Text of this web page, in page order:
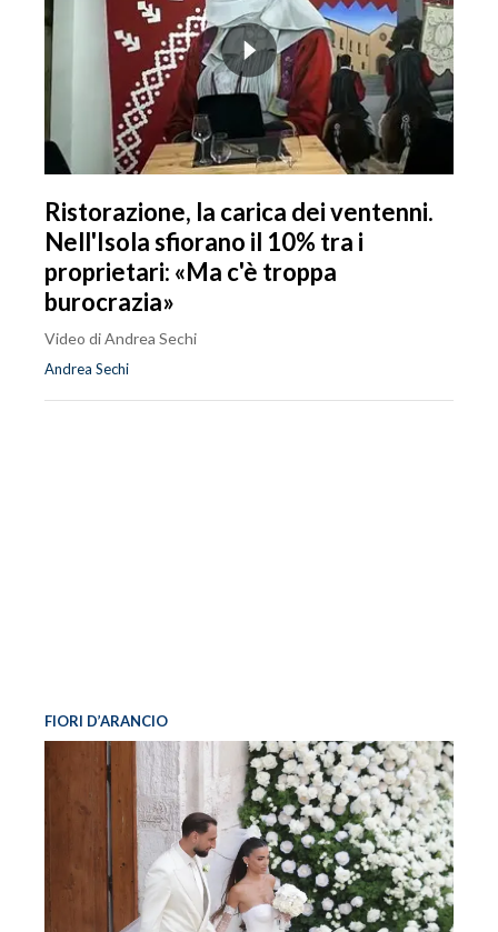
Ristorazione, la carica dei ventenni.
Nell'Isola sfiorano il 10% tra i
proprietari: «Ma c'è troppa
burocrazia»
Video di Andrea Sechi
Andrea Sechi
FIORI D’ARANCIO